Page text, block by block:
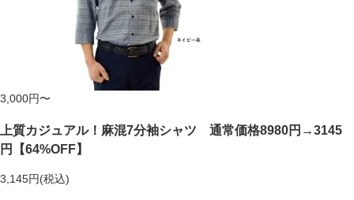
3,000円〜
上質カジュアル！麻混7分袖シャツ 通常価格8980円→3145
円【64%OFF】
3,145円(税込)